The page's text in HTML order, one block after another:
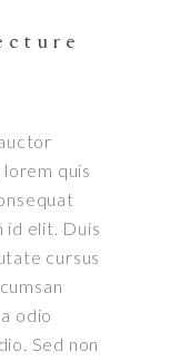
quis
id elit. Duis
cursus
odio
Sed non